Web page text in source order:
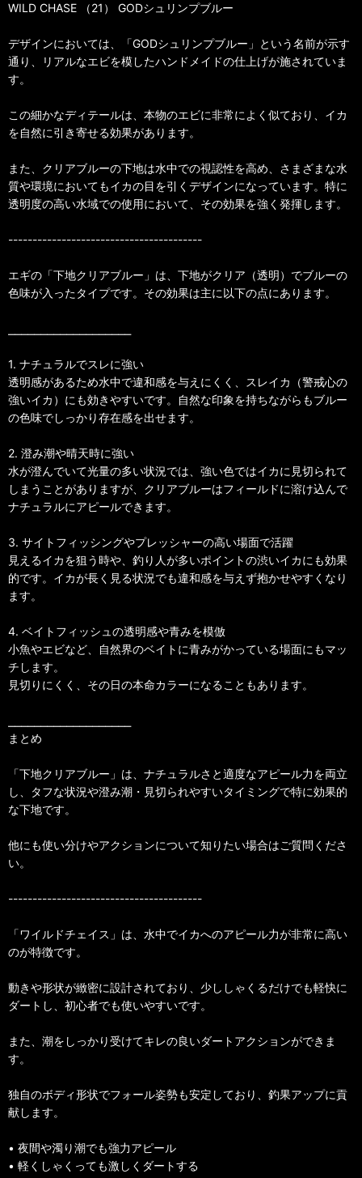
WILD CHASE （21） GODシュリンプブルー
デザインにおいては、「GODシュリンプブルー」という名前が示す
通り、リアルなエビを模したハンドメイドの仕上げが施されていま
す。
この細かなディテールは、本物のエビに非常によく似ており、イカ
を自然に引き寄せる効果があります。
また、クリアブルーの下地は水中での視認性を高め、さまざまな水
質や環境においてもイカの目を引くデザインになっています。特に
透明度の高い水域での使用において、その効果を強く発揮します。
----------------------------------------
エギの「下地クリアブルー」は、下地がクリア（透明）でブルーの
色味が入ったタイプです。その効果は主に以下の点にあります。
1. ナチュラルでスレに強い
透明感があるため水中で違和感を与えにくく、スレイカ（警戒心の
強いイカ）にも効きやすいです。自然な印象を持ちながらもブルー
の色味でしっかり存在感を出せます。
2. 澄み潮や晴天時に強い
水が澄んでいて光量の多い状況では、強い色ではイカに見切られて
しまうことがありますが、クリアブルーはフィールドに溶け込んで
ナチュラルにアピールできます。
3. サイトフィッシングやプレッシャーの高い場面で活躍
見えるイカを狙う時や、釣り人が多いポイントの渋いイカにも効果
的です。イカが長く見る状況でも違和感を与えず抱かせやすくなり
ます。
4. ベイトフィッシュの透明感や青みを模倣
小魚やエビなど、自然界のベイトに青みがかっている場面にもマッ
チします。
見切りにくく、その日の本命カラーになることもあります。
まとめ
「下地クリアブルー」は、ナチュラルさと適度なアピール力を両立
し、タフな状況や澄み潮・見切られやすいタイミングで特に効果的
な下地です。
他にも使い分けやアクションについて知りたい場合はご質問くださ
い。
----------------------------------------
「ワイルドチェイス」は、水中でイカへのアピール力が非常に高い
のが特徴です。
動きや形状が緻密に設計されており、少ししゃくるだけでも軽快に
ダートし、初心者でも使いやすいです。
また、潮をしっかり受けてキレの良いダートアクションができま
す。
独自のボディ形状でフォール姿勢も安定しており、釣果アップに貢
献します。
• 夜間や濁り潮でも強力アピール
• 軽くしゃくっても激しくダートする